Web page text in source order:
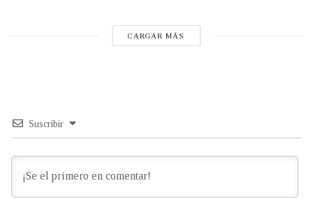
CARGAR MÁS
Suscribir